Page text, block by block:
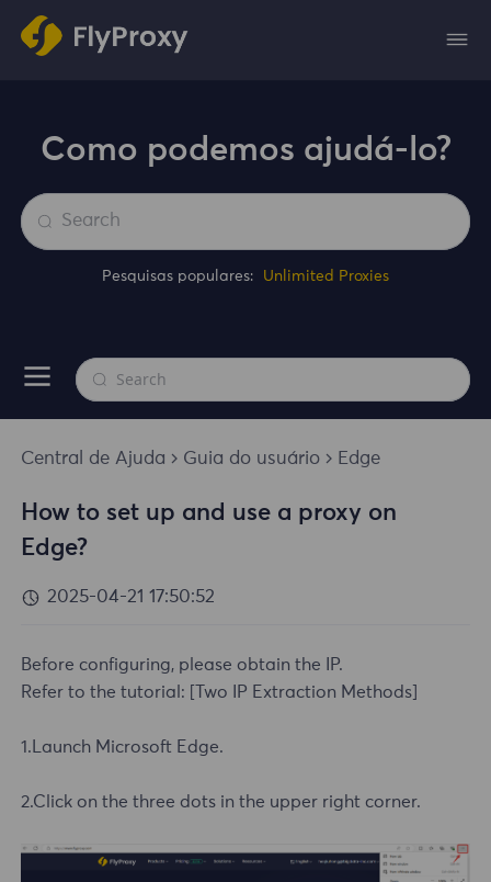
Como podemos ajudá-lo?
Pesquisas populares: Unlimited Proxies
Central de Ajuda Guia do usuário Edge
How to set up and use a proxy on
Edge?
2025-04-21 17:50:52
Before configuring, please obtain the IP.
Refer to the tutorial: [Two IP Extraction Methods]
1.Launch Microsoft Edge.
2.Click on the three dots in the upper right corner.